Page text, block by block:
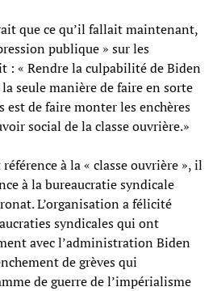
que ce qu’il fallait maintenant,
publique » sur les
: « Rendre la culpabilité de Biden
seule manière de faire en sorte
est de faire monter les enchères
social de la classe ouvrière.»
à la « classe ouvrière », il
à la bureaucratie syndicale
L’organisation a félicité
syndicales qui ont
avec l’administration Biden
de grèves qui
de guerre de l’impérialisme